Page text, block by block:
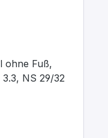
ohne Fuß,
NS 29/32